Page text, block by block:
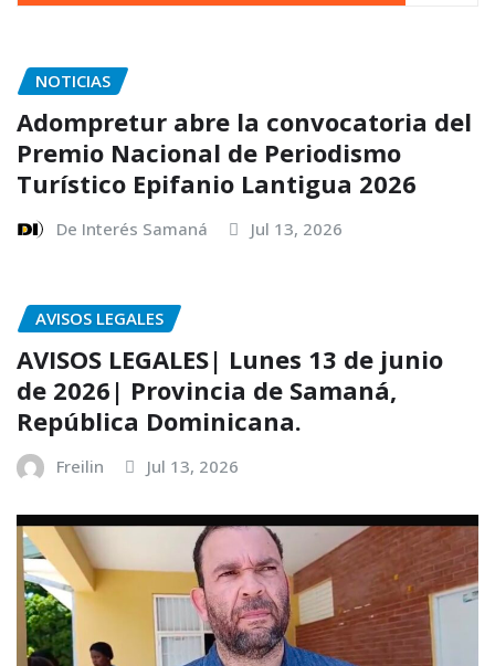
NOTICIAS
Adompretur abre la convocatoria del
Premio Nacional de Periodismo
Turístico Epifanio Lantigua 2026
De Interés Samaná Jul 13, 2026
AVISOS LEGALES
AVISOS LEGALES| Lunes 13 de junio
de 2026| Provincia de Samaná,
República Dominicana.
Freilin Jul 13, 2026